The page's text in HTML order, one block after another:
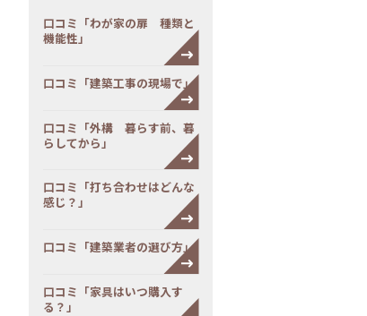
口コミ「わが家の扉 種類と
機能性」
口コミ「建築工事の現場で」
口コミ「外構 暮らす前、暮
らしてから」
口コミ「打ち合わせはどんな
感じ？」
口コミ「建築業者の選び方」
口コミ「家具はいつ購入す
る？」